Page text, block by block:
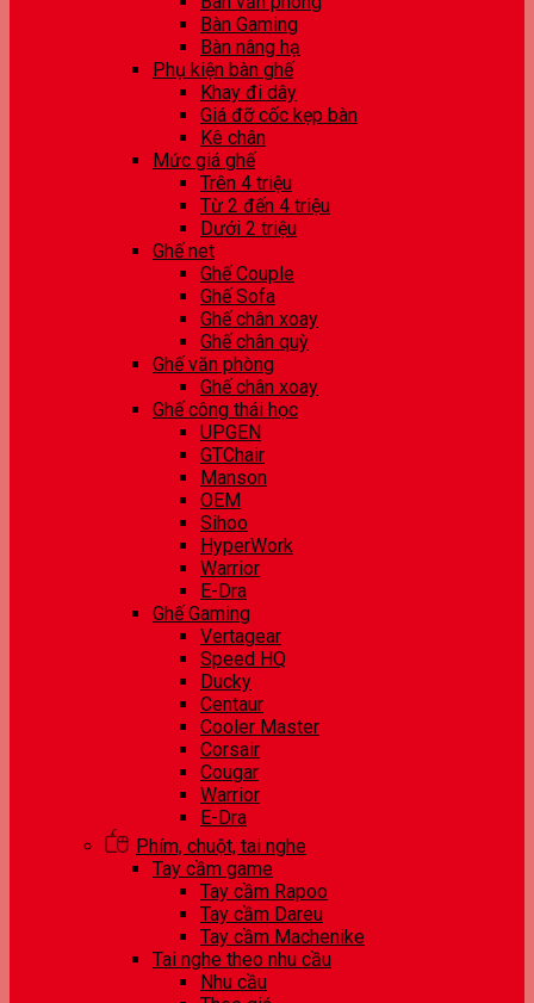
Bàn Gaming
Bàn nâng hạ
Phụ kiện bàn ghế
Khay đi dây
Giá đỡ cốc kẹp bàn
Kê chân
Mức giá ghế
Trên 4 triệu
Từ 2 đến 4 triệu
Dưới 2 triệu
Ghế net
Ghế Couple
Ghế Sofa
Ghế chân xoay
Ghế chân quỳ
Ghế văn phòng
Ghế chân xoay
Ghế công thái học
UPGEN
GTChair
Manson
OEM
Sihoo
HyperWork
Warrior
E-Dra
Ghế Gaming
Vertagear
Speed HQ
Ducky
Centaur
Cooler Master
Corsair
Cougar
Warrior
E-Dra
Phím, chuột, tai nghe
Tay cầm game
Tay cầm Rapoo
Tay cầm Dareu
Tay cầm Machenike
Tai nghe theo nhu cầu
Nhu cầu